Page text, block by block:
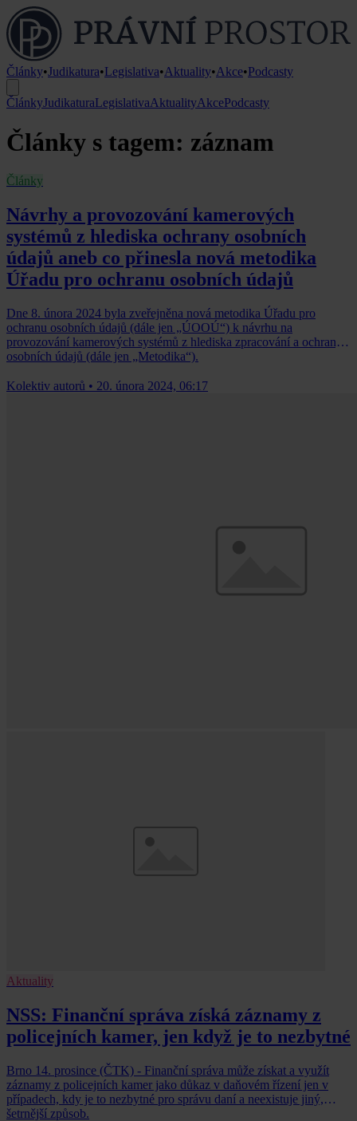
Články•Judikatura•Legislativa•Aktuality•Akce•Podcasty
ČlánkyJudikaturaLegislativaAktualityAkcePodcasty
Články s tagem: záznam
Články
Návrhy a provozování kamerových
systémů z hlediska ochrany osobních
údajů aneb co přinesla nová metodika
Úřadu pro ochranu osobních údajů
Dne 8. února 2024 byla zveřejněna nová metodika Úřadu pro
ochranu osobních údajů (dále jen „ÚOOÚ“) k návrhu na
provozování kamerových systémů z hlediska zpracování a ochrany
osobních údajů (dále jen „Metodika“).
Kolektiv autorů • 20. února 2024, 06:17
Aktuality
NSS: Finanční správa získá záznamy z
policejních kamer, jen když je to nezbytné
Brno 14. prosince (ČTK) - Finanční správa může získat a využít
záznamy z policejních kamer jako důkaz v daňovém řízení jen v
případech, kdy je to nezbytné pro správu daní a neexistuje jiný,
šetrnější způsob.